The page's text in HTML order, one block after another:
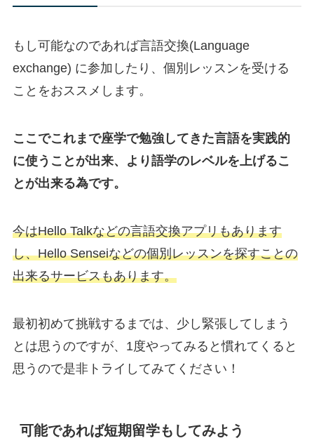
もし可能なのであれば言語交換(Language
exchange) に参加したり、個別レッスンを受ける
ことをおススメします。
ここでこれまで座学で勉強してきた言語を実践的
に使うことが出来、より語学のレベルを上げるこ
とが出来る為です。
今はHello Talkなどの言語交換アプリもあります
し、Hello Senseiなどの個別レッスンを探すことの
出来るサービスもあります。
最初初めて挑戦するまでは、少し緊張してしまう
とは思うのですが、1度やってみると慣れてくると
思うので是非トライしてみてください！
可能であれば短期留学もしてみよう